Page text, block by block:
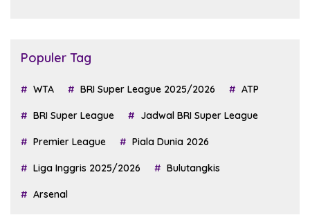
Populer Tag
WTA BRI Super League 2025/2026 ATP
BRI Super League Jadwal BRI Super League
Premier League Piala Dunia 2026
Liga Inggris 2025/2026 Bulutangkis
Arsenal